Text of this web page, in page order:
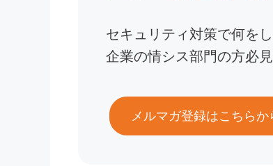
セキュリティ対策で何を
企業の情シス部門の方必見
メルマガ登録はこちらか